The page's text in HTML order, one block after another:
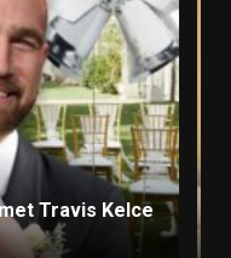
om sekstape